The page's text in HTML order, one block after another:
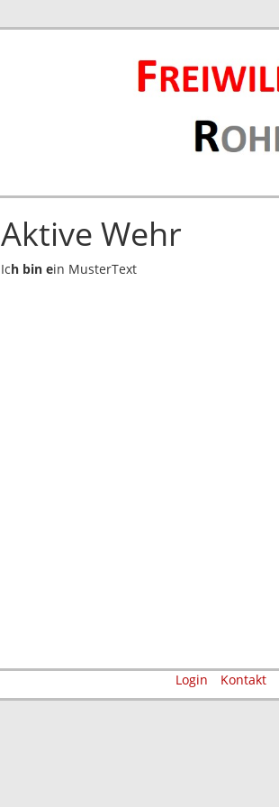
Aktive Wehr
Ich bin ein MusterText
Login Kontakt